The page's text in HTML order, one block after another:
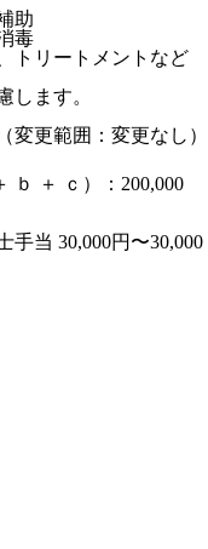
助
毒
リートメントなど
します。
更範囲：変更なし）
ｂ ＋ ｃ）：200,000
当 30,000円〜30,000